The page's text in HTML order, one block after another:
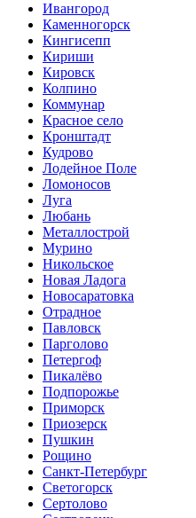
Ивангород
Каменногорск
Кингисепп
Кириши
Кировск
Колпино
Коммунар
Красное село
Кронштадт
Кудрово
Лодейное Поле
Ломоносов
Луга
Любань
Металлострой
Мурино
Никольское
Новая Ладога
Новосаратовка
Отрадное
Павловск
Парголово
Петергоф
Пикалёво
Подпорожье
Приморск
Приозерск
Пушкин
Рощино
Санкт-Петербург
Светогорск
Сертолово